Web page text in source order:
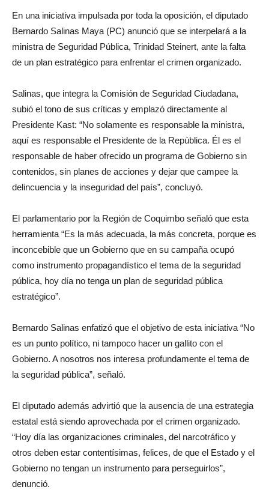
En una iniciativa impulsada por toda la oposición, el diputado
Bernardo Salinas Maya (PC) anunció que se interpelará a la
ministra de Seguridad Pública, Trinidad Steinert, ante la falta
de un plan estratégico para enfrentar el crimen organizado.
Salinas, que integra la Comisión de Seguridad Ciudadana,
subió el tono de sus críticas y emplazó directamente al
Presidente Kast: “No solamente es responsable la ministra,
aquí es responsable el Presidente de la República. Él es el
responsable de haber ofrecido un programa de Gobierno sin
contenidos, sin planes de acciones y dejar que campee la
delincuencia y la inseguridad del país”, concluyó.
El parlamentario por la Región de Coquimbo señaló que esta
herramienta “Es la más adecuada, la más concreta, porque es
inconcebible que un Gobierno que en su campaña ocupó
como instrumento propagandístico el tema de la seguridad
pública, hoy día no tenga un plan de seguridad pública
estratégico”.
Bernardo Salinas enfatizó que el objetivo de esta iniciativa “No
es un punto político, ni tampoco hacer un gallito con el
Gobierno. A nosotros nos interesa profundamente el tema de
la seguridad pública”, señaló.
El diputado además advirtió que la ausencia de una estrategia
estatal está siendo aprovechada por el crimen organizado.
“Hoy día las organizaciones criminales, del narcotráfico y
otros deben estar contentísimas, felices, de que el Estado y el
Gobierno no tengan un instrumento para perseguirlos”,
denunció.